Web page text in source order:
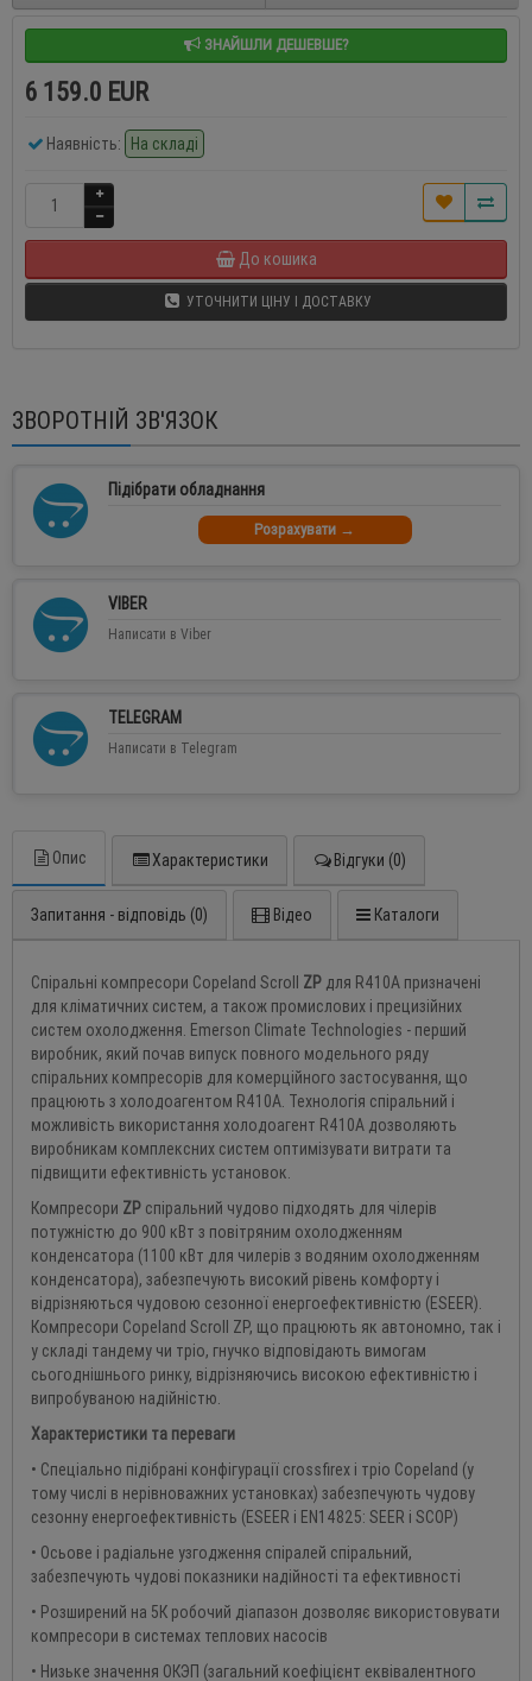
ЗНАЙШЛИ ДЕШЕВШЕ?
6 159.0 EUR
Наявність: На складі
До кошика
УТОЧНИТИ ЦІНУ І ДОСТАВКУ
ЗВОРОТНІЙ ЗВ'ЯЗОК
Підібрати обладнання
Розрахувати →
VIBER
Написати в Viber
TELEGRAM
Написати в Telegram
Опис Характеристики Відгуки (0)
Запитання - відповідь (0) Відео Каталоги
Спіральні компресори Copeland Scroll ZР для R410A призначені
для кліматичних систем, а також промислових і прецизійних
систем охолодження. Emerson Climate Technologies - перший
виробник, який почав випуск повного модельного ряду
спіральних компресорів для комерційного застосування, що
працюють з холодоагентом R410A. Технологія спіральний і
можливість використання холодоагент R410A дозволяють
виробникам комплексних систем оптимізувати витрати та
підвищити ефективність установок.
Компресори ZP спіральний чудово підходять для чілерів
потужністю до 900 кВт з повітряним охолодженням
конденсатора (1100 кВт для чилерів з водяним охолодженням
конденсатора), забезпечують високий рівень комфорту і
відрізняються чудовою сезонної енергоефективністю (ESEER).
Компресори Copeland Scroll ZP, що працюють як автономно, так і
у складі тандему чи тріо, гнучко відповідають вимогам
сьогоднішнього ринку, відрізняючись високою ефективністю і
випробуваною надійністю.
Характеристики та переваги
• Спеціально підібрані конфігурації crossfirex і тріо Copeland (у
тому числі в нерівноважних установках) забезпечують чудову
сезонну енергоефективність (ESEER і EN14825: SEER і SCOP)
• Осьове і радіальне узгодження спіралей спіральний,
забезпечують чудові показники надійності та ефективності
• Розширений на 5К робочий діапазон дозволяє використовувати
компресори в системах теплових насосів
• Низьке значення ОКЭП (загальний коефіцієнт еквівалентного